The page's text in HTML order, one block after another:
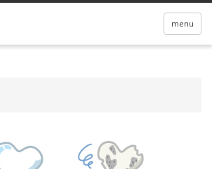
menu